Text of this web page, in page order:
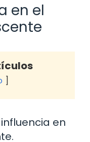
en el
en